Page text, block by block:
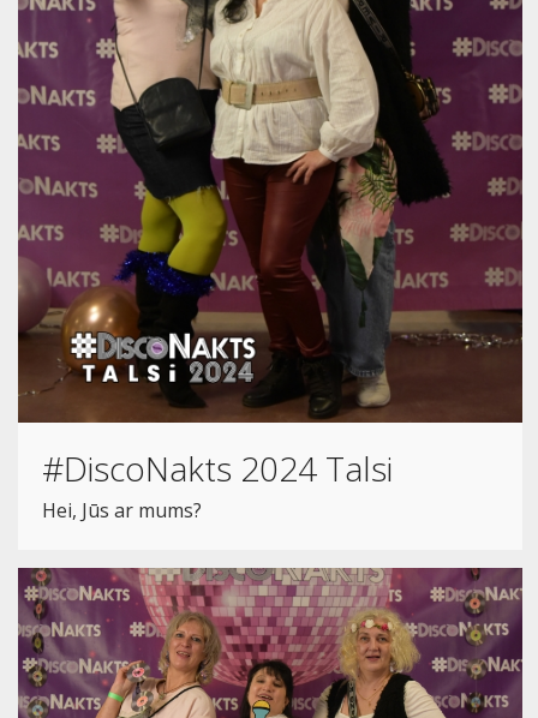
#DiscoNakts 2024 Talsi
Hei, Jūs ar mums?